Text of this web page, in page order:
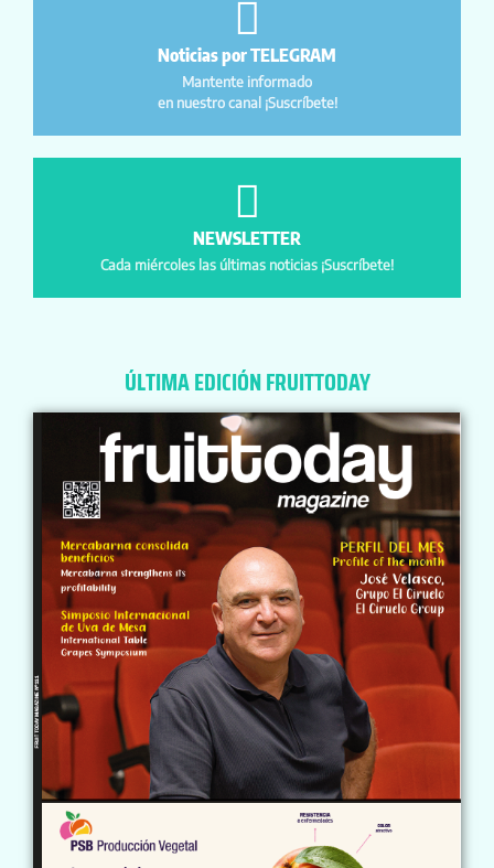
Noticias por TELEGRAM
Mantente informado
en nuestro canal ¡Suscríbete!
NEWSLETTER
Cada miércoles las últimas noticias ¡Suscríbete!
ÚLTIMA EDICIÓN FRUITTODAY